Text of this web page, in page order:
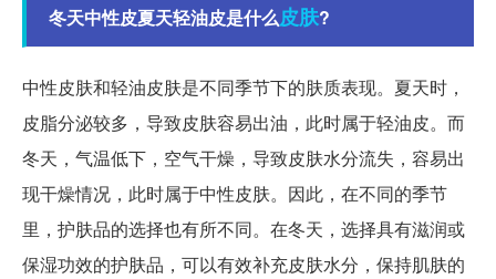
冬天中性皮夏天轻油皮是什么皮肤?
中性皮肤和轻油皮肤是不同季节下的肤质表现。夏天时，
皮脂分泌较多，导致皮肤容易出油，此时属于轻油皮。而
冬天，气温低下，空气干燥，导致皮肤水分流失，容易出
现干燥情况，此时属于中性皮肤。因此，在不同的季节
里，护肤品的选择也有所不同。在冬天，选择具有滋润或
保湿功效的护肤品，可以有效补充皮肤水分，保持肌肤的